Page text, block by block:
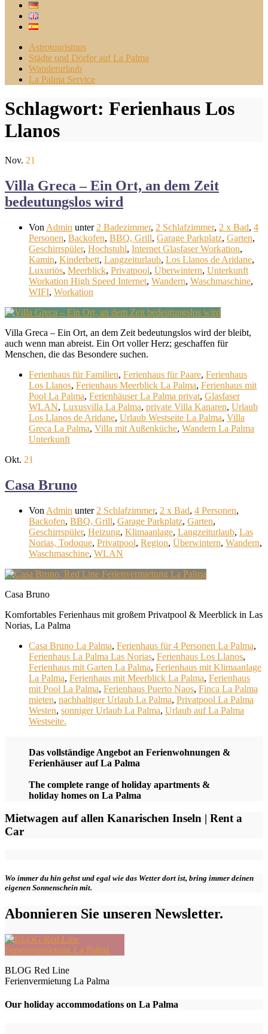
Astrotourismus
Städte und Dörfer auf La Palma
Wanderurlaub
La Palma Service
Schlagwort: Ferienhaus Los
Llanos
Nov. 21
Villa Greca – Ein Ort, an dem Zeit
bedeutungslos wird
Von Admin unter 2 Badezimmer, 2 Schlafzimmer, 2 x Bad, 4
Personen, Backofen, BBQ, Grill, Garage Parkplatz, Garten,
Geschirrspüler, Hochstuhl, Internet Glasfaser Workation,
Kamin, Kinderbett, Langzeiturlaub, Los Llanos de Aridane,
Luxuriös, Meerblick, Privatpool, Überwintern, Unterkunft
Workation High Speed Internet, Wandern, Waschmaschine,
WIFI, Workation
Villa Greca – Ein Ort, an dem Zeit bedeutungslos wird der bleibt,
auch wenn man abreist. Ein Ort voller Herz; geschaffen für
Menschen, die das Besondere suchen.
Ferienhaus für Familien, Ferienhaus für Paare, Ferienhaus
Los Llanos, Ferienhaus Meerblick La Palma, Ferienhaus mit
Pool La Palma, Ferienhäuser La Palma privat, Glasfaser
WLAN, Luxusvilla La Palma, private Villa Kanaren, Urlaub
Los Llanos de Aridane, Urlaub Westseite La Palma, Villa
Greca La Palma, Villa mit Außenküche, Wandern La Palma
Unterkunft
Okt. 21
Casa Bruno
Von Admin unter 2 Schlafzimmer, 2 x Bad, 4 Personen,
Backofen, BBQ, Grill, Garage Parkplatz, Garten,
Geschirrspüler, Heizung, Klimaanlage, Langzeiturlaub, Las
Norias, Todoque, Privatpool, Region, Überwintern, Wandern,
Waschmaschine, WLAN
Casa Bruno
Komfortables Ferienhaus mit großem Privatpool & Meerblick in Las
Norias, La Palma
Casa Bruno La Palma, Ferienhaus für 4 Personen La Palma,
Ferienhaus La Palma Las Norias, Ferienhaus Los Llanos,
Ferienhaus mit Garten La Palma, Ferienhaus mit Klimaanlage
La Palma, Ferienhaus mit Meerblick La Palma, Ferienhaus
mit Pool La Palma, Ferienhaus Puerto Naos, Finca La Palma
mieten, nachhaltiger Urlaub La Palma, Privatpool La Palma
Westen, sonniger Urlaub La Palma, Urlaub auf La Palma
Westseite.
Das vollständige Angebot an Ferienwohnungen &
Ferienhäuser auf La Palma
The complete range of holiday apartments &
holiday homes on La Palma
Mietwagen auf allen Kanarischen Inseln | Rent a
Car
Wo immer du hin gehst und egal wie das Wetter dort ist, bring immer deinen
eigenen Sonnenschein mit.
Abonnieren Sie unseren Newsletter.
BLOG Red Line
Ferienvermietung La Palma
Our holiday accommodations on La Palma